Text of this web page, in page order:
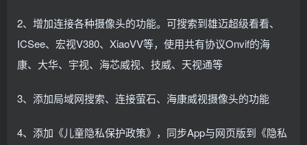
2、增加连接各种摄像头的功能。可搜索到雄迈超级看看、
ICSee、宏视V380、XiaoVV等，使用共有协议Onvif的海
康、大华、宇视、海芯威视、技威、天视通等
3、添加局域网搜索、连接萤石、海康威视摄像头的功能
4、添加《儿童隐私保护政策》，同步App与网页版到《隐私